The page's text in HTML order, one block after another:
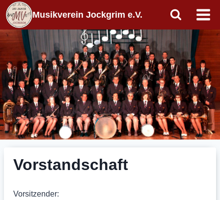
Zum
Inhalt
springen
Musikverein Jockgrim e.V.
Vorstandschaft
Vorsitzender: